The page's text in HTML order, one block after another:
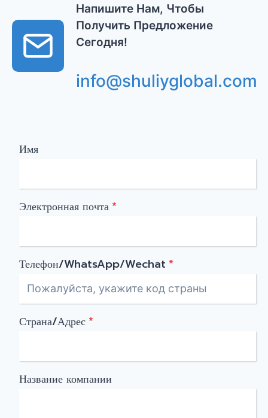
Напишите Нам, Чтобы
Получить Предложение
Сегодня!
info@shuliyglobal.com
Имя
Электронная почта*
Телефон/WhatsApp/Wechat *
Страна/Адрес*
Название компании